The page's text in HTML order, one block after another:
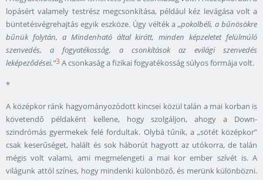
lopásért valamely testrész megcsonkítása, például kéz levágása volt a
büntetésvégrehajtás egyik eszköze. Úgy vélték a„pokolbéli, a bűnösökre
bűnük folytán, a Mindenható által kirótt, minden képzeletet felülmúló
szenvedés, a fogyatékosság, a csonkítások az evilági szenvedés
leképeződései.”3 A csonkaság a fizikai fogyatékosság súlyos formája volt.
*
A középkor ránk hagyományozódott kincsei közül talán a mai korban is
követendő példaként kellene, hogy szolgáljon, ahogy a Down-
szindrómás gyermekek felé fordultak. Olybá tűnik, a „sötét középkor”
csak keserűséget, halált és sok háborút hagyott az utókorra, de talán
mégis volt valami, ami megmelengeti a mai kor ember szívét is. A
világunk attól színes, hogy mindenki különböző, és merünk különbözni.